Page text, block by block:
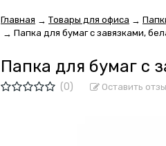
Главная → Товары для офиса →
→ Папка для бумаг с завязками,
Папка для бумаг с
(0) Оставить